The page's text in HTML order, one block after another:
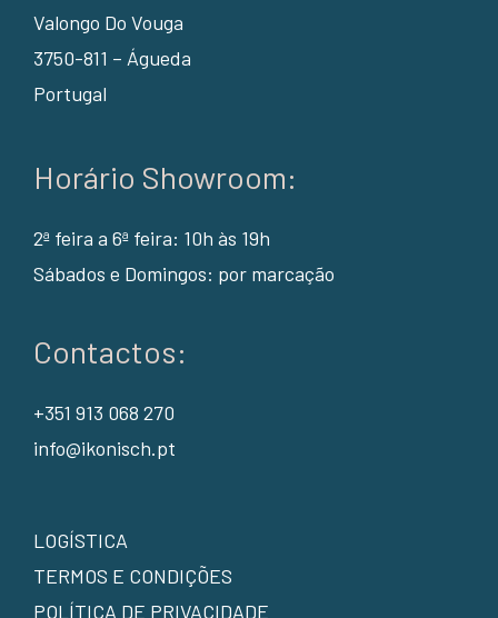
Valongo Do Vouga
3750-811 – Águeda
Portugal
Horário Showroom:
2ª feira a 6ª feira: 10h às 19h
Sábados e Domingos: por marcação
Contactos:
+351 913 068 270
info@ikonisch.pt
LOGÍSTICA
TERMOS E CONDIÇÕES
POLÍTICA DE PRIVACIDADE